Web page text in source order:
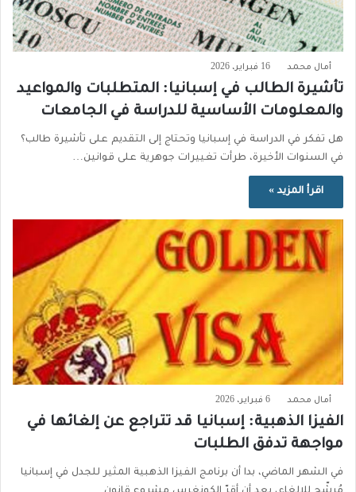
أمال محمد 16 فبراير، 2026
تأشيرة الطالب في إسبانيا: المتطلبات والمواعيد
والمعلومات الأساسية للدراسة في الجامعات
هل تفكر في الدراسة في إسبانيا وتحتاج إلى التقديم على تأشيرة طالب؟
في السنوات الأخيرة، طرأت تغييرات جوهرية على قوانين…
اقرأ المزيد »
أمال محمد 6 فبراير، 2026
الفيزا الذهبية: إسبانيا قد تتراجع عن إلغائها في
مواجهة تدفق الطلبات
في الشهر الماضي، بدا أن برنامج الفيزا الذهبية المثير للجدل في إسبانيا